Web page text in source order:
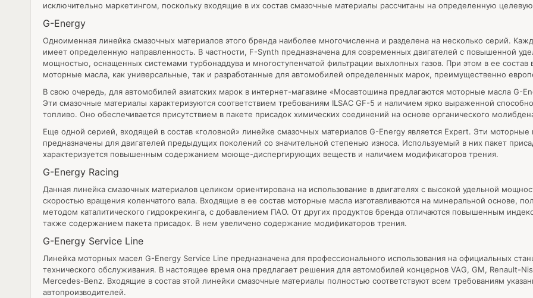
исключительно маркетингом, поскольку входящие в их состав смазочные материалы рассчитаны на определенную
G-Energy
Одноименная линейка смазочных материалов этого бренда наиболее многочисленна и разделена на несколько серий.
имеет определенную направленность. В частности, F-Synth предназначена для современных двигателей с повышенной
мощностью, оснащенных системами турбонаддува и многоступенчатой фильтрации выхлопных газов. При этом в ее состав
моторные масла, как универсальные, так и разработанные для автомобилей определенных марок, преимущественно
В свою очередь, для автомобилей азиатских марок в интернет-магазине «Мосавтошина предлагаются моторные масла G-
Эти смазочные материалы характеризуются соответствием требованиям ILSAC GF-5 и наличием ярко выраженной
топливо. Оно обеспечивается присутствием в пакете присадок химических соединений на основе органического
Еще одной серией, входящей в состав «головной» линейке смазочных материалов G-Energy является Expert. Эти моторные
предназначены для двигателей предыдущих поколений со значительной степенью износа. Используемый в них пакет
характеризуется повышенным содержанием моюще-диспергирующих веществ и наличием модификаторов трения.
G-Energy Racing
Данная линейка смазочных материалов целиком ориентирована на использование в двигателях с высокой удельной
скоростью вращения коленчатого вала. Входящие в ее состав моторные масла изготавливаются на минеральной основе,
методом каталитического гидрокрекинга, с добавлением ПАО. От других продуктов бренда отличаются повышенным
также содержанием пакета присадок. В нем увеличено содержание модификаторов трения.
G-Energy Service Line
Линейка моторных масел G-Energy Service Line предназначена для профессионального использования на официальных
технического обслуживания. В настоящее время она предлагает решения для автомобилей концернов VAG, GM, Renault-
Mercedes-Benz. Входящие в состав этой линейки смазочные материалы полностью соответствуют всем требованиям
автопроизводителей.